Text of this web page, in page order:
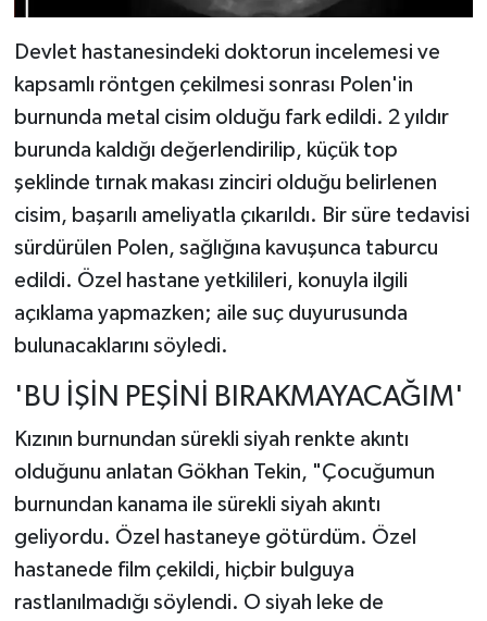
Devlet hastanesindeki doktorun incelemesi ve
kapsamlı röntgen çekilmesi sonrası Polen'in
burnunda metal cisim olduğu fark edildi. 2 yıldır
burunda kaldığı değerlendirilip, küçük top
şeklinde tırnak makası zinciri olduğu belirlenen
cisim, başarılı ameliyatla çıkarıldı. Bir süre tedavisi
sürdürülen Polen, sağlığına kavuşunca taburcu
edildi. Özel hastane yetkilileri, konuyla ilgili
açıklama yapmazken; aile suç duyurusunda
bulunacaklarını söyledi.
'BU İŞİN PEŞİNİ BIRAKMAYACAĞIM'
Kızının burnundan sürekli siyah renkte akıntı
olduğunu anlatan Gökhan Tekin, "Çocuğumun
burnundan kanama ile sürekli siyah akıntı
geliyordu. Özel hastaneye götürdüm. Özel
hastanede film çekildi, hiçbir bulguya
rastlanılmadığı söylendi. O siyah leke de